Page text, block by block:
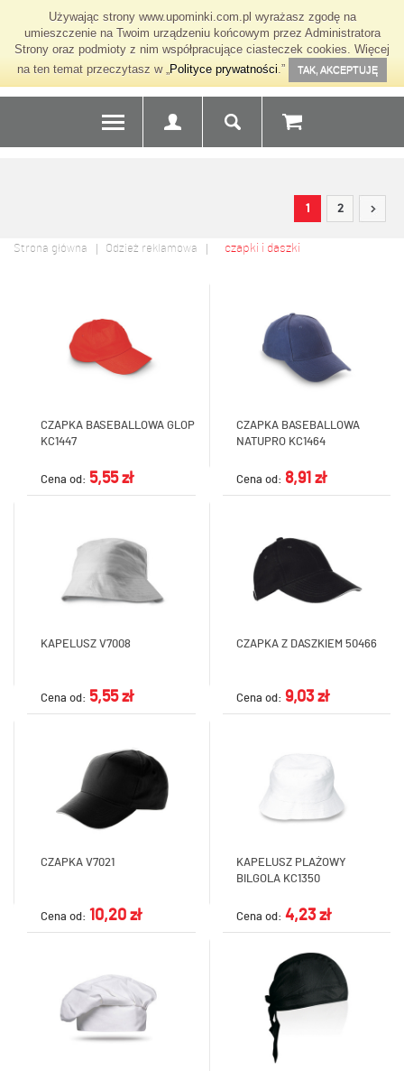
Używając strony www.upominki.com.pl wyrażasz zgodę na
umieszczenie na Twoim urządzeniu końcowym przez Administratora
Strony oraz podmioty z nim współpracujące ciasteczek cookies. Więcej
na ten temat przeczytasz w „Polityce prywatności.” TAK, AKCEPTUJĘ
1 2
Strona główna Odzież reklamowa czapki i daszki
CZAPKA BASEBALLOWA GLOP
KC1447
Cena od: 5,55 zł
CZAPKA BASEBALLOWA
NATUPRO KC1464
Cena od: 8,91 zł
KAPELUSZ V7008
Cena od: 5,55 zł
CZAPKA Z DASZKIEM 50466
Cena od: 9,03 zł
CZAPKA V7021
Cena od: 10,20 zł
KAPELUSZ PLAŻOWY
BILGOLA KC1350
Cena od: 4,23 zł